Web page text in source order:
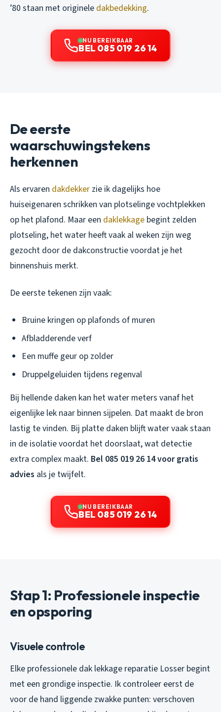
’80 staan met originele dakbedekking.
NU BEREIKBAAR
BEL 085 019 26 14
De eerste
waarschuwingstekens
herkennen
Als ervaren dakdekker zie ik dagelijks hoe
huiseigenaren schrikken van plotselinge vochtplekken
op het plafond. Maar een daklekkage begint zelden
plotseling, het water heeft vaak al weken zijn weg
gezocht door de dakconstructie voordat je het
binnenshuis merkt.
De eerste tekenen zijn vaak:
Bruine kringen op plafonds of muren
Afbladderende verf
Een muffe geur op zolder
Druppelgeluiden tijdens regenval
Bij hellende daken kan het water meters vanaf het
eigenlijke lek naar binnen sijpelen. Dat maakt de bron
lastig te vinden. Bij platte daken blijft water vaak staan
in de isolatie voordat het doorslaat, wat detectie
extra complex maakt. Bel 085 019 26 14 voor gratis
advies als je twijfelt.
NU BEREIKBAAR
BEL 085 019 26 14
Stap 1: Professionele inspectie
en opsporing
Visuele controle
Elke professionele dak lekkage reparatie Losser begint
met een grondige inspectie. Ik controleer eerst de
voor de hand liggende zwakke punten: verschoven